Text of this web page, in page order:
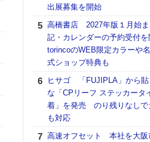
出展募集を開始
高橋書店 2027年版１月始ま
記・カレンダーの予約受付
torincoのWEB限定カラーや
式ショップ特典も
ヒサゴ 「FUJIPLA」から貼
な「CPリーフ ステッカータ
着」を発売 のり残りなしで
も対応
高速オフセット 本社を大阪